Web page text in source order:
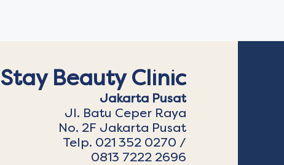
Stay Beauty Clinic
Jakarta Pusat
Jl. Batu Ceper Raya
No. 2F Jakarta Pusat
Telp. 021 352 0270 /
0813 7222 2696